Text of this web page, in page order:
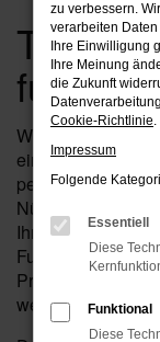
Toyota
für
Wenn Sie in der
einem Fahrzeug
perfekt vereint,
Nützel die ideale
Ihr
Fulda und bieten
Proace
werden.
zu verbessern.
verarbeiten
Ihre Einwilligung
Ihre Meinung
die Zukunft
Cookie-Richtlinie.
Impressum
Folgende
Essentiell
Diese
Funktional
Diese